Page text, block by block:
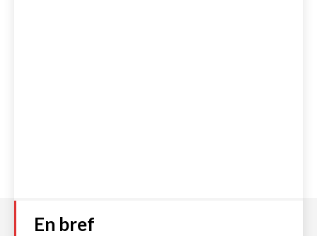
En bref